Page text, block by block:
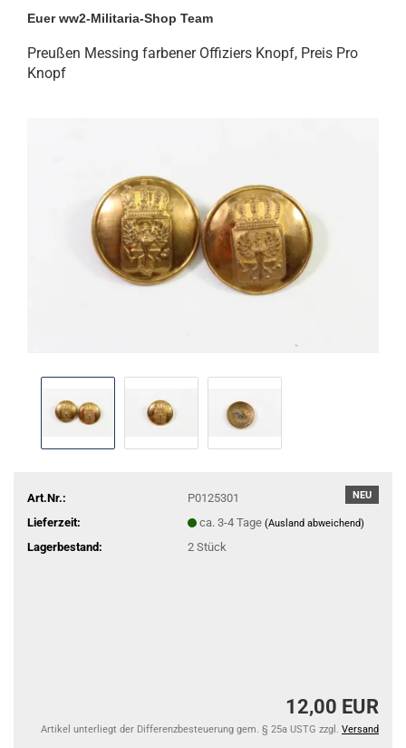
Euer ww2-Militaria-Shop Team
Preußen Messing farbener Offiziers Knopf, Preis Pro
Knopf
NEU
Art.Nr.:
P0125301
Lieferzeit:
ca. 3-4 Tage (Ausland abweichend)
Lagerbestand: 2 Stück
12,00 EUR
Artikel unterliegt der Differenzbesteuerung gem. § 25a USTG zzgl. Versand